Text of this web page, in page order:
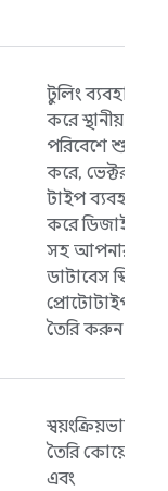
টুলিং ব্যবহার
করে স্থানীয়
পরিবেশে শুরু
করে, ভেক্টর
টাইপ ব্যবহার
করে ডিজাইন
সহ আপনার
ডাটাবেস স্কিমার
প্রোটোটাইপ
তৈরি করুন।
স্বয়ংক্রিয়ভাবে
তৈরি কোয়েরি
এবং